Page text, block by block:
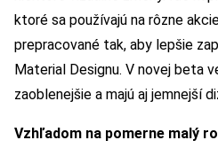
ktoré sa používajú na rôzne
prepracované tak, aby lepšie
Material Designu. V novej beta
zaoblenejšie a majú aj jemnejší
Vzhľadom na pomerne malý